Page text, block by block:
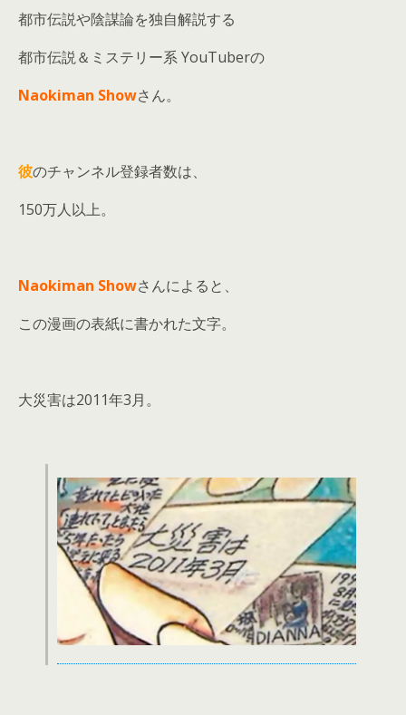
都市伝説や陰謀論を独自解説する
都市伝説＆ミステリー系 YouTuberの
Naokiman Showさん。
彼のチャンネル登録者数は、
150万人以上。
Naokiman Showさんによると、
この漫画の表紙に書かれた文字。
大災害は2011年3月。